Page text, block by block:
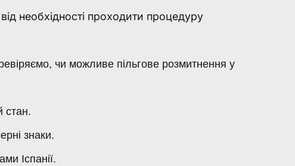
необхідності проходити процедуру
чи можливе пільгове розмитнення у
стан.
знаки.
Іспанії.